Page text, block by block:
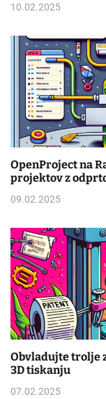
10.02.2025
OpenProject na
projektov z
09.02.2025
Obvladujte trolje
3D tiskanju
07.02.2025